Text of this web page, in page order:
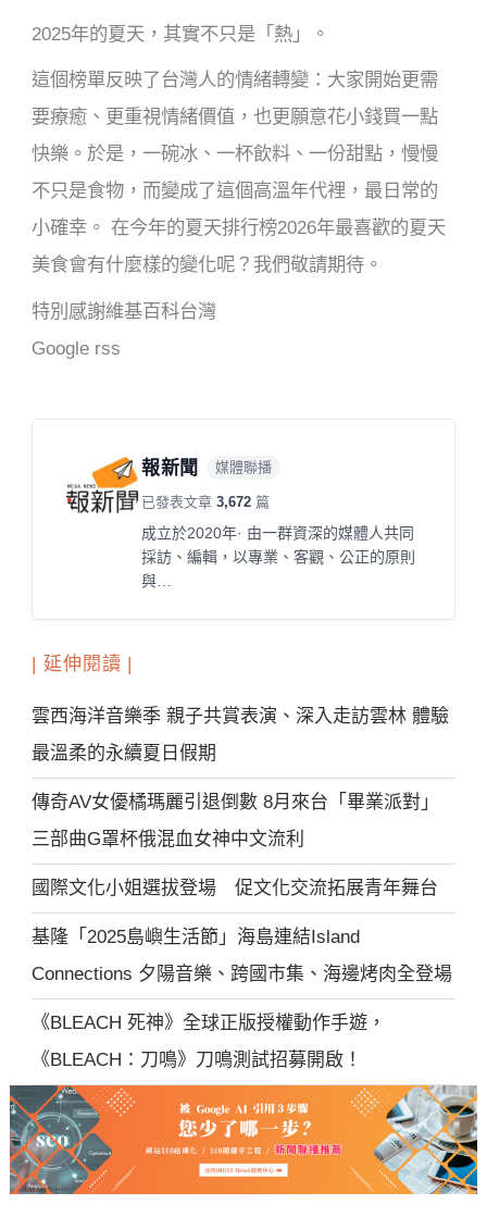
2025年的夏天，其實不只是「熱」。
這個榜單反映了台灣人的情緒轉變：大家開始更需
要療癒、更重視情緒價值，也更願意花小錢買一點
快樂。於是，一碗冰、一杯飲料、一份甜點，慢慢
不只是食物，而變成了這個高溫年代裡，最日常的
小確幸。 在今年的夏天排行榜2026年最喜歡的夏天
美食會有什麼樣的變化呢？我們敬請期待。
特別感謝維基百科台灣
Google rss
報新聞 媒體聯播
已發表文章3,672 篇
成立於2020年· 由一群資深的媒體人共同
採訪、編輯，以專業、客觀、公正的原則
與…
| 延伸閱讀 |
雲西海洋音樂季 親子共賞表演、深入走訪雲林 體驗
最溫柔的永續夏日假期
傳奇AV女優橘瑪麗引退倒數 8月來台「畢業派對」
三部曲G罩杯俄混血女神中文流利
國際文化小姐選拔登場 促文化交流拓展青年舞台
基隆「2025島嶼生活節」海島連結Island
Connections 夕陽音樂、跨國市集、海邊烤肉全登場
《BLEACH 死神》全球正版授權動作手遊，
《BLEACH：刀鳴》刀鳴測試招募開啟！